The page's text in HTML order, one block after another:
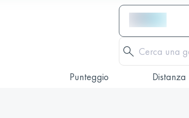
Punteggio Distanza